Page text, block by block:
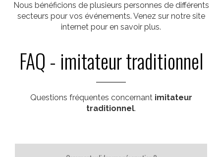
Nous bénéficions de plusieurs personnes de différents
secteurs pour vos événements. Venez sur notre site
internet pour en savoir plus.
FAQ - imitateur traditionnel
Questions fréquentes concernant imitateur
traditionnel.